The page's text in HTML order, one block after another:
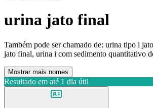
urina jato final
Também pode ser chamado de: urina tipo l
jato final, urina i com sedimento quantitativo
Mostrar mais nomes
Resultado em até 1 dia útil